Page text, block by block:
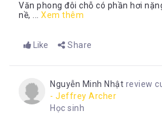
Văn phong đôi chỗ có phần hơi
nề, ...
Xem thêm
Like Share
Nguyễn Minh Nhật review
- Jeffrey Archer
Học sinh